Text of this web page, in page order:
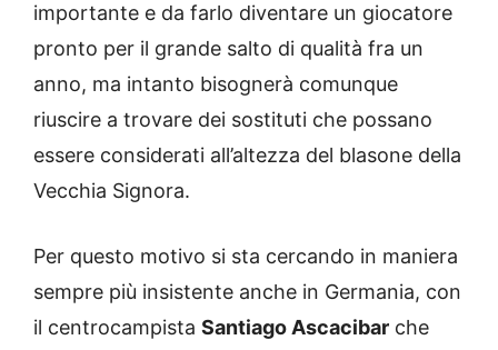
importante e da farlo diventare un giocatore
pronto per il grande salto di qualità fra un
anno, ma intanto bisognerà comunque
riuscire a trovare dei sostituti che possano
essere considerati all’altezza del blasone della
Vecchia Signora.
Per questo motivo si sta cercando in maniera
sempre più insistente anche in Germania, con
il centrocampista Santiago Ascacibar che